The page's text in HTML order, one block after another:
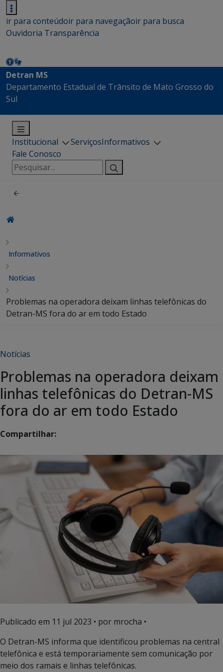
ir para conteúdoir para navegaçãoir para busca
Ouvidoria Transparência
Detran MS
Departamento Estadual de Trânsito de Mato Grosso do
Sul
Institucional ServiçosInformativos
Fale Conosco
Pesquisar
por:
Informativos
Notícias
Problemas na operadora deixam linhas telefônicas do
Detran-MS fora do ar em todo Estado
Notícias
Problemas na operadora deixam
linhas telefônicas do Detran-MS
fora do ar em todo Estado
Compartilhar:
Publicado em 11 jul 2023 • por mrocha •
O Detran-MS informa que identificou problemas na central
telefônica e está temporariamente sem comunicação por
meio dos ramais e linhas telefônicas.